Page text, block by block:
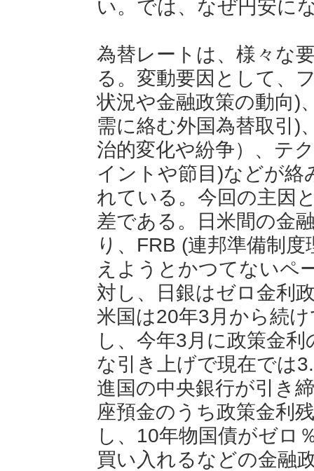
い。では、なぜ円安に
為替レートは、様々な
る。変動要因として、
状況や金融政策の動向)
需に絡む外国為替取引)
治的変化や紛争）、テ
イントや節目)などが絡
れている。今回の主因
差である。日米間の金
り、FRB (連邦準備制
えようとかつてないペ
対し、日銀はゼロ金利
米国は20年3月から続
し、今年3月に政策金
な引き上げで現在では
進国の中央銀行が引き
座預金のうち政策金利
し、10年物国債がゼロ
買い入れるなどの金融